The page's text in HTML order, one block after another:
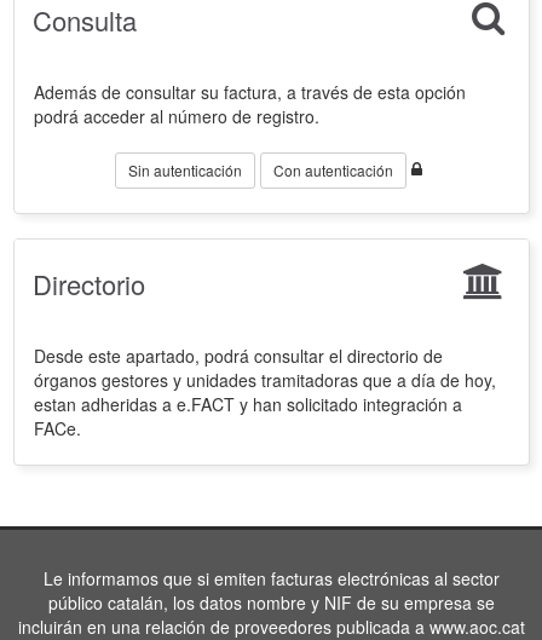
Consulta
Además de consultar su factura, a través de esta opción
podrá acceder al número de registro.
Sin autenticación Con autenticación
Directorio
Desde este apartado, podrá consultar el directorio de
órganos gestores y unidades tramitadoras que a día de hoy,
estan adheridas a e.FACT y han solicitado integración a
FACe.
Le informamos que si emiten facturas electrónicas al sector
público catalán, los datos nombre y NIF de su empresa se
incluirán en una relación de proveedores publicada a www.aoc.cat